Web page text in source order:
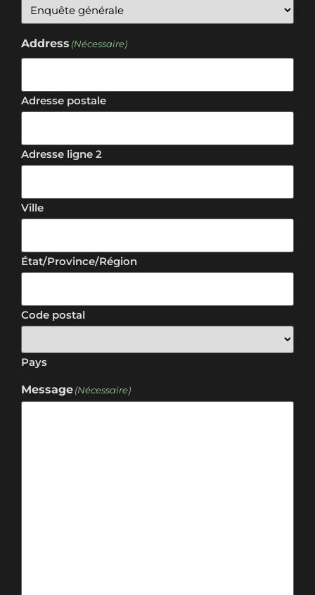
Address (Nécessaire)
Adresse postale
Adresse ligne 2
Ville
État/Province/Région
Code postal
Pays
Message(Nécessaire)